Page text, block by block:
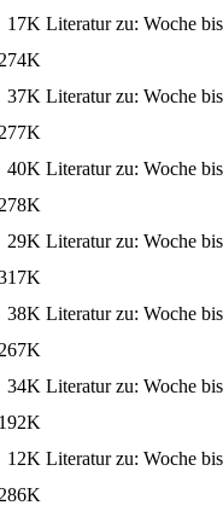
17K Literatur zu: Woche
274K
37K Literatur zu: Woche
277K
40K Literatur zu: Woche
278K
29K Literatur zu: Woche
38K Literatur zu: Woche
267K
34K Literatur zu: Woche
192K
12K Literatur zu: Woche
286K